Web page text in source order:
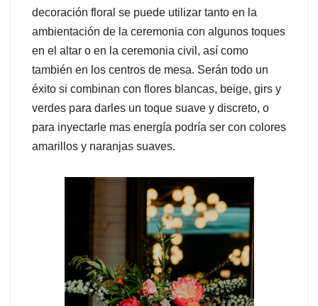
decoración floral se puede utilizar tanto en la
ambientación de la ceremonia con algunos toques
en el altar o en la ceremonia civil, así como
también en los centros de mesa. Serán todo un
éxito si combinan con flores blancas, beige, girs y
verdes para darles un toque suave y discreto, o
para inyectarle mas energía podría ser con colores
amarillos y naranjas suaves.